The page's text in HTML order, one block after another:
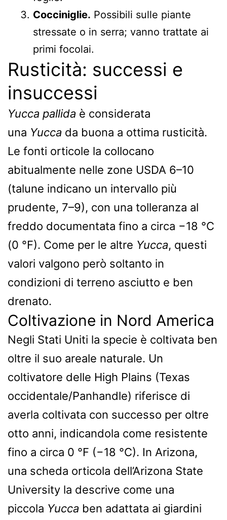
Cocciniglie. Possibili sulle piante
stressate o in serra; vanno trattate ai
primi focolai.
Rusticità: successi e
insuccessi
Yucca pallida è considerata
una Yucca da buona a ottima rusticità.
Le fonti orticole la collocano
abitualmente nelle zone USDA 6–10
(talune indicano un intervallo più
prudente, 7–9), con una tolleranza al
freddo documentata fino a circa −18 °C
(0 °F). Come per le altre Yucca, questi
valori valgono però soltanto in
condizioni di terreno asciutto e ben
drenato.
Coltivazione in Nord America
Negli Stati Uniti la specie è coltivata ben
oltre il suo areale naturale. Un
coltivatore delle High Plains (Texas
occidentale/Panhandle) riferisce di
averla coltivata con successo per oltre
otto anni, indicandola come resistente
fino a circa 0 °F (−18 °C). In Arizona,
una scheda orticola dell’Arizona State
University la descrive come una
piccola Yucca ben adattata ai giardini